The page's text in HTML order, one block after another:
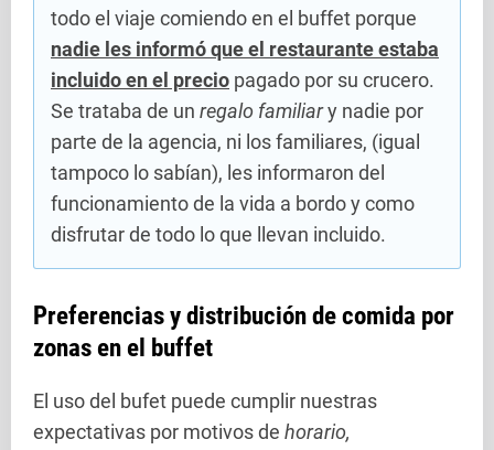
todo el viaje comiendo en el buffet porque
nadie les informó que el restaurante estaba
incluido en el precio pagado por su crucero.
Se trataba de un regalo familiary nadie por
parte de la agencia, ni los familiares, (igual
tampoco lo sabían), les informaron del
funcionamiento de la vida a bordo y como
disfrutar de todo lo que llevan incluido.
Preferencias y distribución de comida por
zonas en el buffet
El uso del bufet puede cumplir nuestras
expectativas por motivos de horario,